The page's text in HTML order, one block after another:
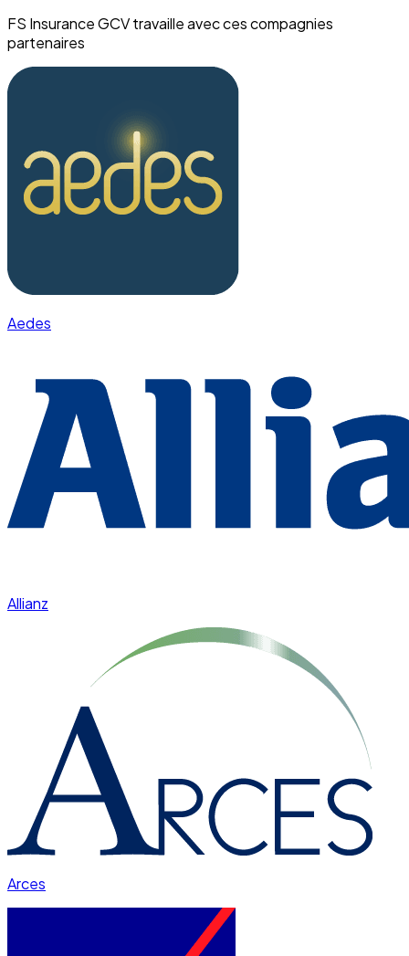
FS Insurance GCV travaille avec ces compagnies
partenaires
Aedes
Allianz
Arces